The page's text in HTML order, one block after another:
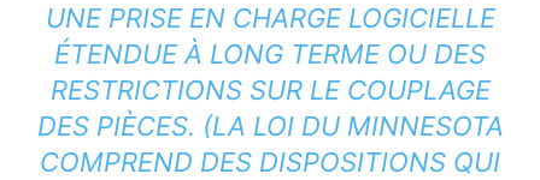
UNE PRISE EN CHARGE LOGICIELLE
ÉTENDUE À LONG TERME OU DES
RESTRICTIONS SUR LE COUPLAGE
DES PIÈCES. (LA LOI DU MINNESOTA
COMPREND DES DISPOSITIONS QUI